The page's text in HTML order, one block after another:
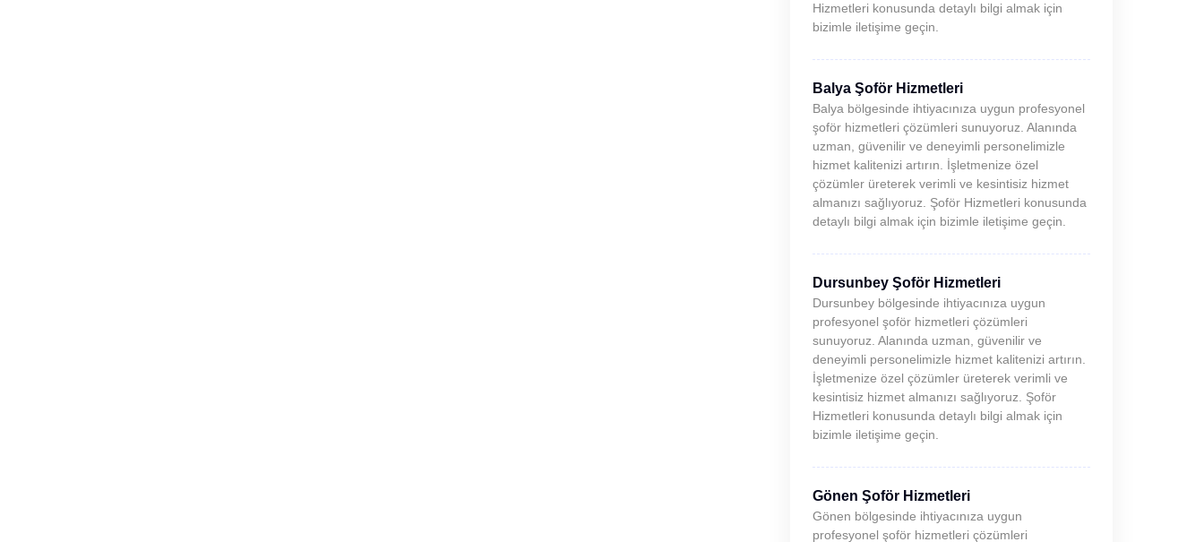
Hizmetleri konusunda detaylı bilgi almak için
bizimle iletişime geçin.
Balya Şoför Hizmetleri
Balya bölgesinde ihtiyacınıza uygun profesyonel
şoför hizmetleri çözümleri sunuyoruz. Alanında
uzman, güvenilir ve deneyimli personelimizle
hizmet kalitenizi artırın. İşletmenize özel
çözümler üreterek verimli ve kesintisiz hizmet
almanızı sağlıyoruz. Şoför Hizmetleri konusunda
detaylı bilgi almak için bizimle iletişime geçin.
Dursunbey Şoför Hizmetleri
Dursunbey bölgesinde ihtiyacınıza uygun
profesyonel şoför hizmetleri çözümleri
sunuyoruz. Alanında uzman, güvenilir ve
deneyimli personelimizle hizmet kalitenizi artırın.
İşletmenize özel çözümler üreterek verimli ve
kesintisiz hizmet almanızı sağlıyoruz. Şoför
Hizmetleri konusunda detaylı bilgi almak için
bizimle iletişime geçin.
Gönen Şoför Hizmetleri
Gönen bölgesinde ihtiyacınıza uygun
profesyonel şoför hizmetleri çözümleri